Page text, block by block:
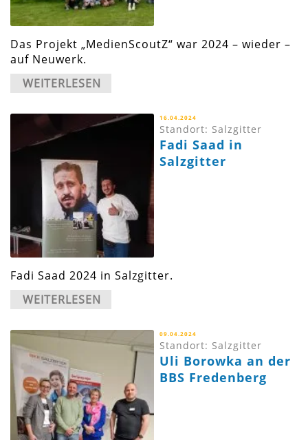
Das Projekt „MedienScoutZ“ war 2024 – wieder –
auf Neuwerk.
WEITERLESEN
16.04.2024
Standort: Salzgitter
Fadi Saad in
Salzgitter
Fadi Saad 2024 in Salzgitter.
WEITERLESEN
09.04.2024
Standort: Salzgitter
Uli Borowka an der
BBS Fredenberg